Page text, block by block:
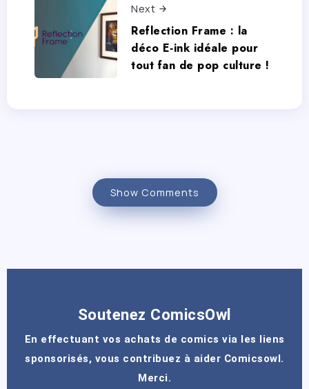
Next
Reflection Frame : la
déco E‑ink idéale pour
tout fan de pop culture !
Show Comments
Soutenez ComicsOwl
En effectuant vos achats de comics via les liens
sponsorisés, vous contribuez à aider Comicsowl.
Merci.